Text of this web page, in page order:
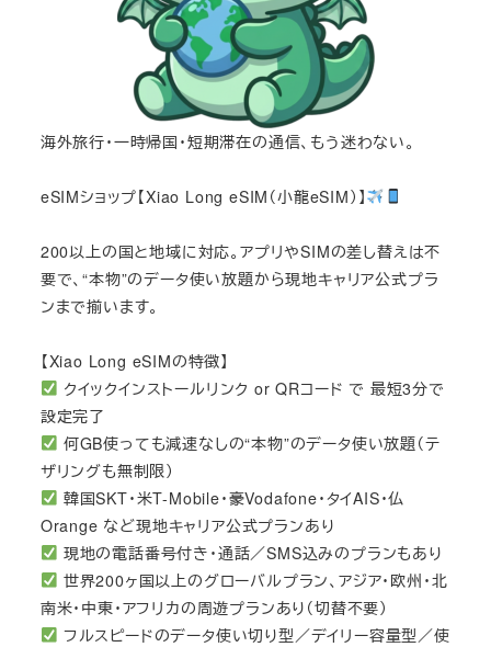
海外旅行・一時帰国・短期滞在の通信、もう迷わない。
eSIMショップ【Xiao Long eSIM（小龍eSIM）】
200以上の国と地域に対応。アプリやSIMの差し替えは不
要で、“本物”のデータ使い放題から現地キャリア公式プラ
ンまで揃います。
【Xiao Long eSIMの特徴】
クイックインストールリンク or QRコード で 最短3分で
設定完了
何GB使っても減速なしの“本物”のデータ使い放題（テ
ザリングも無制限）
韓国SKT・米T-Mobile・豪Vodafone・タイAIS・仏
Orange など現地キャリア公式プランあり
現地の電話番号付き・通話／SMS込みのプランもあり
世界200ヶ国以上のグローバルプラン、アジア・欧州・北
南米・中東・アフリカの周遊プランあり（切替不要）
フルスピードのデータ使い切り型／デイリー容量型／使